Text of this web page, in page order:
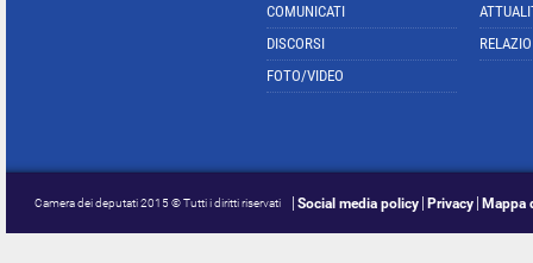
COMUNICATI
DISCORSI
FOTO/VIDEO
Camera dei deputati 2015 © Tutti i diritti riservati Social media policy Privacy Mappa